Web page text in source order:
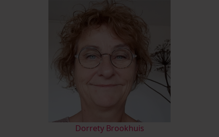
Dorrety Brookhuis